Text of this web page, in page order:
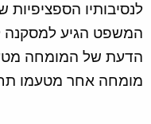
לנסיבותיו
המשפט הגיע למסקנה
הדעת של המומחה
מומחה אחר מטעמו